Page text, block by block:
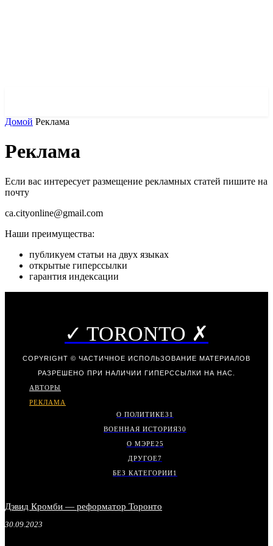
Домой Реклама
Реклама
Если вас интересует размещение рекламных статей пишите на
почту
ca.cityonline@gmail.com
Наши преимущества:
публикуем статьи на двух языках
открытые гиперссылки
гарантия индексации
✓ TORONTO ✗
COPYRIGHT © ЧАСТИЧНОЕ ИСПОЛЬЗОВАНИЕ МАТЕРИАЛОВ
РАЗРЕШЕНО ПРИ НАЛИЧИИ ГИПЕРССЫЛКИ НА НАС.
АВТОРЫ
РЕКЛАМА
О ПОЛИТИКЕ31
ВОЕННАЯ ИСТОРИЯ30
О МЭРЕ25
ДРУГОЕ7
БЕЗ КАТЕГОРИИ1
Дэвид Кромби — реформатор Торонто
30.09.2023